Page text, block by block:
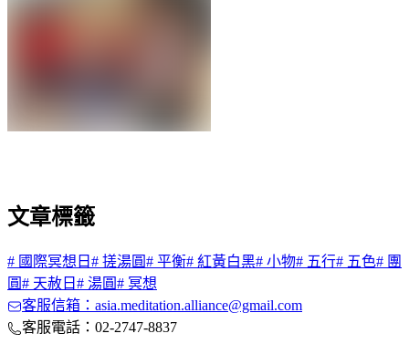
文章標籤
# 國際冥想日 # 搓湯圓# 平衡# 紅黃白黑# 小物# 五行# 五色# 團
圓# 天赦日 # 湯圓# 冥想
客服信箱：asia.meditation.alliance@gmail.com
客服電話：02-2747-8837